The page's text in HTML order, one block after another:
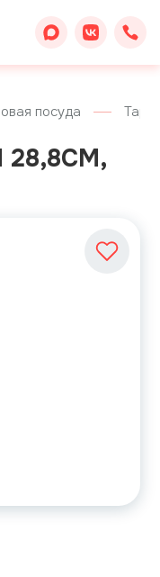
посуда